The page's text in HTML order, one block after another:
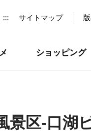
::: サイトマップ
ショッピング
景区-口湖